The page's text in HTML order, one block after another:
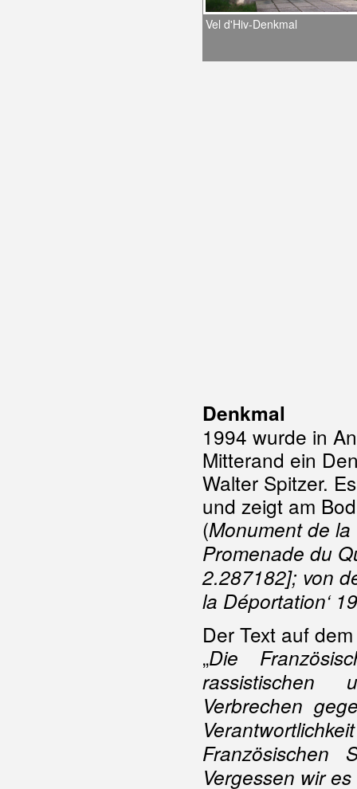
Vel d'Hiv-Denkmal
Denkmal
1994 wurde in
Mitterand ein
Walter Spitzer.
und zeigt am
(Monument de
Promenade du
2.287182]; von
la Déportation‘
Der Text auf
„Die
rassistischen
Verbrechen
Französischen
Vergessen wir